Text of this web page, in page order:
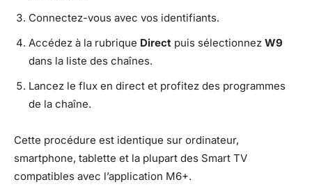
Connectez-vous avec vos identifiants.
Accédez à la rubrique Direct puis sélectionnez W9
dans la liste des chaînes.
Lancez le flux en direct et profitez des programmes
de la chaîne.
Cette procédure est identique sur ordinateur,
smartphone, tablette et la plupart des Smart TV
compatibles avec l’application M6+.